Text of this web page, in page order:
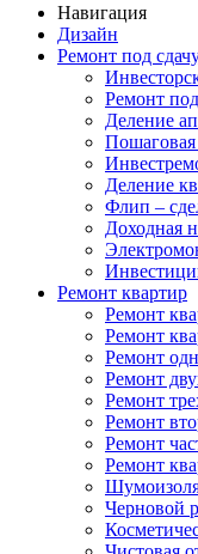
Навигация
Дизайн
Ремонт под
Ремонт
Деление
Деление
Флип –
Доходная
Ремонт квартир
Ремонт
Ремонт
Ремонт
Ремонт
Ремонт
Ремонт
Ремонт
Ремонт
Черновой